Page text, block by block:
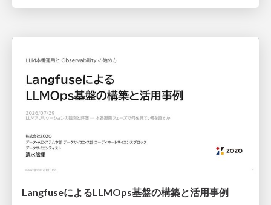
LangfuseによるLLMOps基盤の構築と活用事例